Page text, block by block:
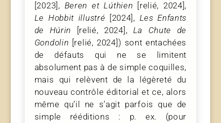
[2023], Beren et Lúthien
[relié, 2024],
Le Hobbit illustré [2024], Les Enfants
de Húrin
[relié, 2024], La Chute de
Gondolin
[relié, 2024]) sont entachées
de défauts qui ne se limitent
absolument pas à de simple coquilles,
mais qui relèvent de la légèreté du
nouveau contrôle éditorial et ce, alors
même qu’il ne s’agit parfois que de
simple rééditions : p. ex. (pour